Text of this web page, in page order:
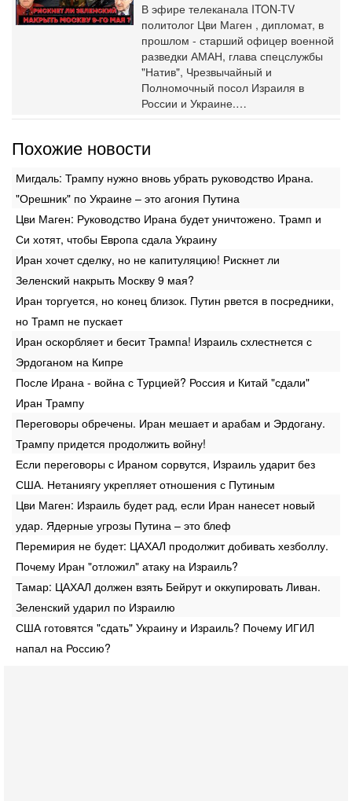
В эфире телеканала ITON-TV
политолог Цви Маген , дипломат, в
прошлом - старший офицер военной
разведки АМАН, глава спецслужбы
"Натив", ‎Чрезвычайный и
Полномочный посол Израиля в
России и Украине.…
Похожие новости
Мигдаль: Трампу нужно вновь убрать руководство Ирана.
"Орешник" по Украине – это агония Путина
Цви Маген: Руководство Ирана будет уничтожено. Трамп и
Си хотят, чтобы Европа сдала Украину
Иран хочет сделку, но не капитуляцию! Рискнет ли
Зеленский накрыть Москву 9 мая?
Иран торгуется, но конец близок. Путин рвется в посредники,
но Трамп не пускает
Иран оскорбляет и бесит Трампа! Израиль схлестнется с
Эрдоганом на Кипре
После Ирана - война с Турцией? Россия и Китай "сдали"
Иран Трампу
Переговоры обречены. Иран мешает и арабам и Эрдогану.
Трампу придется продолжить войну!
Если переговоры с Ираном сорвутся, Израиль ударит без
США. Нетаниягу укрепляет отношения с Путиным
Цви Маген: Израиль будет рад, если Иран нанесет новый
удар. Ядерные угрозы Путина – это блеф
Перемирия не будет: ЦАХАЛ продолжит добивать хезболлу.
Почему Иран "отложил" атаку на Израиль?
Тамар: ЦАХАЛ должен взять Бейрут и оккупировать Ливан.
Зеленский ударил по Израилю
США готовятся "сдать" Украину и Израиль? Почему ИГИЛ
напал на Россию?